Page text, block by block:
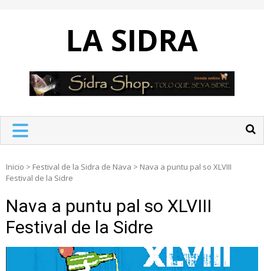
LA SIDRA
Inicio > Festival de la Sidra de Nava > Nava a puntu pal so XLVIII
Festival de la Sidre
Nava a puntu pal so XLVIII
Festival de la Sidre